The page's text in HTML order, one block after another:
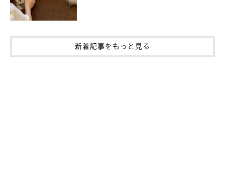
猫が怒っているときや、拒絶を示すときには、耳は力が入って外
側に反った状態になります。具体的には、ほかの猫に対して攻撃
的な気持ちになっていたり、人に近づいてほしくなかったりする
新着記事をもっと見る